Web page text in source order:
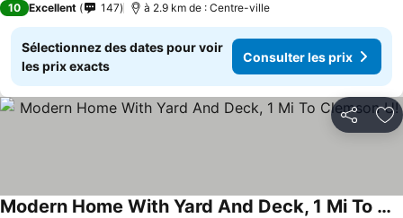
10 Excellent 147 à 2.9 km de : Centre-ville
Sélectionnez des dates pour voir
les prix exacts
Consulter les prix
Partager
Modern Home With Yard And Deck, 1 Mi To Clemson U!